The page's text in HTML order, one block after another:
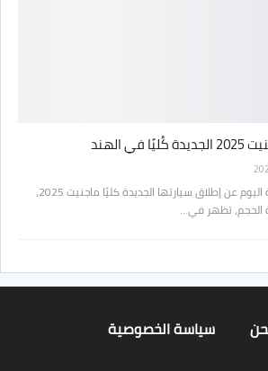
الهند
أعلنت شركة نيسان اليابانية اليوم عن إطلاق سيارتها الجديدة كليًا ماجنيت 2025،
الحجم، تظهر في…
سياسة الخصوصية